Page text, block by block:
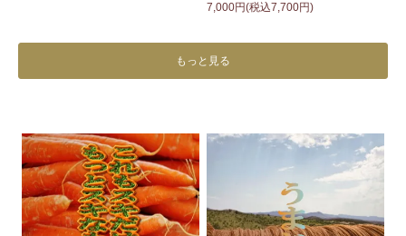
7,000円(税込7,700円)
もっと見る